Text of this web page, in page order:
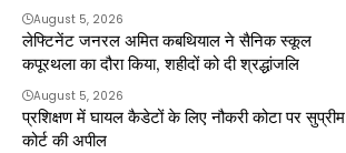
August 5, 2026
लेफ्टिनेंट जनरल अमित कबथियाल ने सैनिक स्कूल
कपूरथला का दौरा किया, शहीदों को दी श्रद्धांजलि
August 5, 2026
प्रशिक्षण में घायल कैडेटों के लिए नौकरी कोटा पर सुप्रीम
कोर्ट की अपील